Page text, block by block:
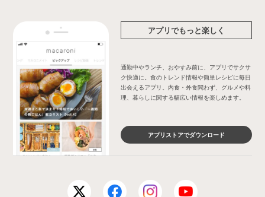
アプリでもっと楽しく
通勤中やランチ、おやすみ前に、アプリでサクサ
ク快適に。食のトレンド情報や簡単レシピに毎日
出会えるアプリ。内食・外食問わず、グルメや料
理、暮らしに関する幅広い情報を楽しめます。
アプリストアでダウンロード